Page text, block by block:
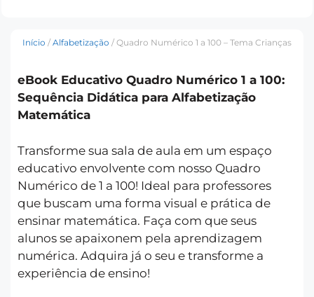
Início / Alfabetização / Quadro Numérico 1 a 100 – Tema Crianças
eBook Educativo Quadro Numérico 1 a 100:
Sequência Didática para Alfabetização
Matemática
Transforme sua sala de aula em um espaço
educativo envolvente com nosso Quadro
Numérico de 1 a 100! Ideal para professores
que buscam uma forma visual e prática de
ensinar matemática. Faça com que seus
alunos se apaixonem pela aprendizagem
numérica. Adquira já o seu e transforme a
experiência de ensino!